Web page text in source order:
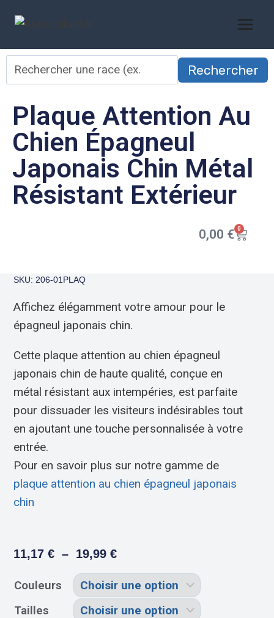
Rechercher
Plaque Attention Au
Chien Épagneul
Japonais Chin Métal
Résistant Extérieur
0,00 € 0
SKU: 206-01PLAQ
Affichez élégamment votre amour pour le
épagneul japonais chin.
Cette plaque attention au chien épagneul
japonais chin de haute qualité, conçue en
métal résistant aux intempéries, est parfaite
pour dissuader les visiteurs indésirables tout
en ajoutant une touche personnalisée à votre
entrée.
Pour en savoir plus sur notre gamme de
plaque attention au chien épagneul japonais
chin
11,17€ – 19,99€
Couleurs
Tailles